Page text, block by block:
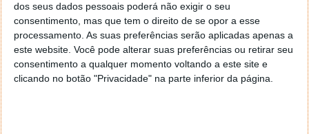
dos seus dados pessoais poderá não exigir o seu
consentimento, mas que tem o direito de se opor a esse
processamento. As suas preferências serão aplicadas apenas a
este website. Você pode alterar suas preferências ou retirar seu
consentimento a qualquer momento voltando a este site e
clicando no botão "Privacidade" na parte inferior da página.
A relevância da Huawei no mercado tecnológico é já
indiscutível, estando a marca a reunir uma base
sólida de adeptos. De facto, isto deve-se aos
produtos competentes que coloca na mão de
utilizadores cada vez mais exigentes. Em mais uma